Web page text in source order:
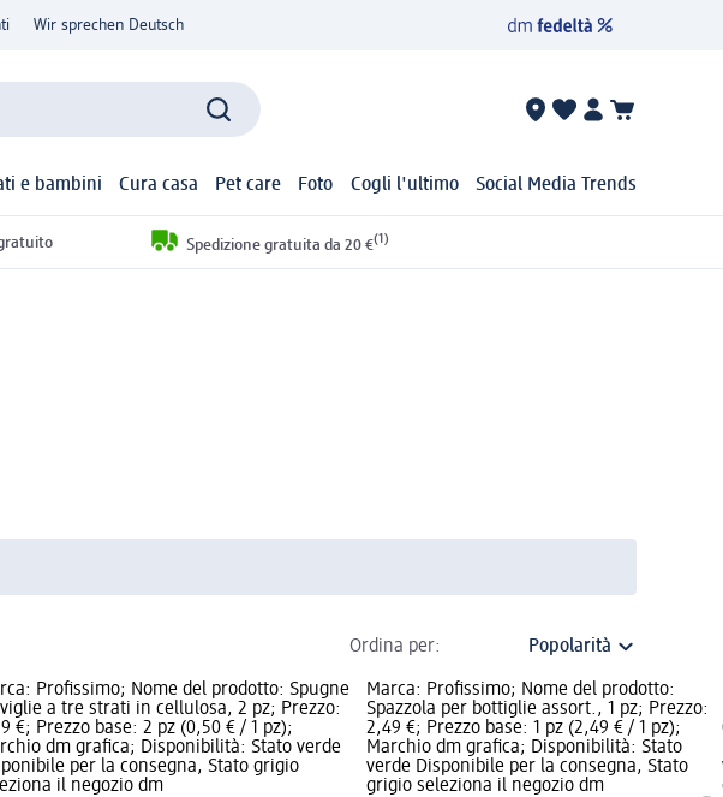
Wir sprechen Deutsch
e bambini Cura casa Pet care Foto Cogli l'ultimo Social Media Trends
Spedizione gratuita da 20 €(1)
Ordina per:
Profissimo; Nome del prodotto: Spugne
a tre strati in cellulosa, 2 pz; Prezzo:
€; Prezzo base: 2 pz (0,50 € / 1 pz);
dm grafica; Disponibilità: Stato verde
per la consegna, Stato grigio
il negozio dm
Marca: Profissimo; Nome del prodotto:
Spazzola per bottiglie assort., 1 pz; Prezzo:
2,49 €; Prezzo base: 1 pz (2,49 € / 1 pz);
Marchio dm grafica; Disponibilità: Stato
verde Disponibile per la consegna, Stato
grigio seleziona il negozio dm